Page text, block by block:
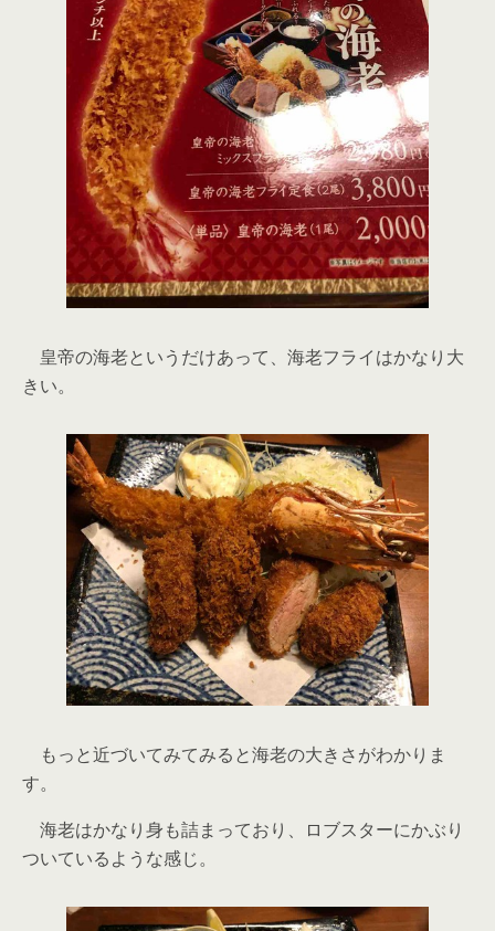
皇帝の海老というだけあって、海老フライはかなり大
きい。
もっと近づいてみてみると海老の大きさがわかりま
す。
海老はかなり身も詰まっており、ロブスターにかぶり
ついているような感じ。